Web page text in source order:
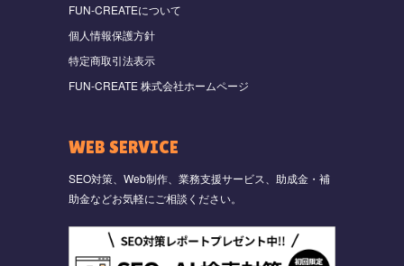
FUN-CREATEについて
個人情報保護方針
特定商取引法表示
FUN-CREATE 株式会社ホームページ
WEB SERVICE
SEO対策、Web制作、業務支援サービス、助成金・補
助金などお気軽にご相談ください。